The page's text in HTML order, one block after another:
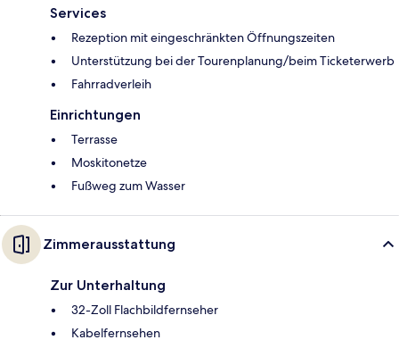
Services
Rezeption mit eingeschränkten Öffnungszeiten
Unterstützung bei der Tourenplanung/beim Ticketerwerb
Fahrradverleih
Einrichtungen
Terrasse
Moskitonetze
Fußweg zum Wasser
Zimmerausstattung
Zur Unterhaltung
32-Zoll Flachbildfernseher
Kabelfernsehen